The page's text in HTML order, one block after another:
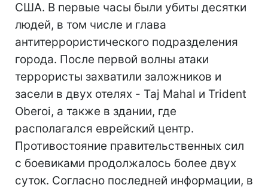
США. В первые часы были убиты десятки
людей, в том числе и глава
антитеррористического подразделения
города. После первой волны атаки
террористы захватили заложников и
засели в двух отелях - Taj Mahal и Trident
Oberoi, а также в здании, где
располагался еврейский центр.
Противостояние правительственных сил
с боевиками продолжалось более двух
суток. Согласно последней информации, в